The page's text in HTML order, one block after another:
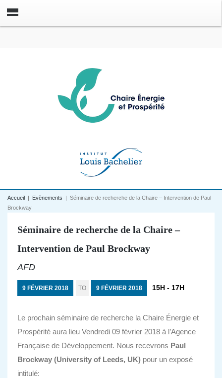
Accueil | Evènements | Séminaire de recherche de la Chaire – Intervention de Paul
Brockway
Séminaire de recherche de la Chaire –
Intervention de Paul Brockway
AFD
9 FÉVRIER 2018 TO 9 FÉVRIER 2018 15H - 17H
Le prochain séminaire de recherche la Chaire Énergie et
Prospérité aura lieu Vendredi 09 février 2018 à l’Agence
Française de Développement. Nous recevrons Paul
Brockway (University of Leeds, UK) pour un exposé
intitulé: